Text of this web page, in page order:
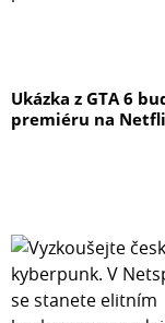
Ukázka z GTA 6
premiéru na